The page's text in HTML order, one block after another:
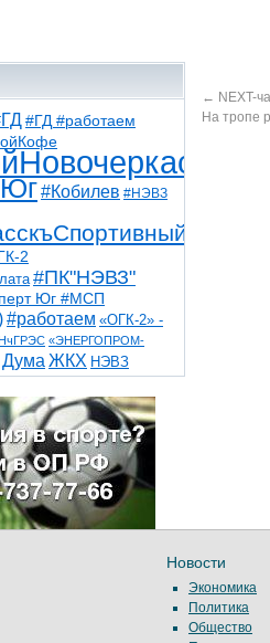
#ГД #работаем
#Кобилев #НЭВЗ
2
#ПК"НЭВЗ"
Юг #МСП
#работаем «ОГК-2» -
«ЭНЕРГОПРОМ-
Дума ЖКХ НЭВЗ
ТНТ
ветераны выборы
коррупция космос
парк пожар роща
художники
← NEXT-
На тропе
Новости
Экономика
Политика
Общество